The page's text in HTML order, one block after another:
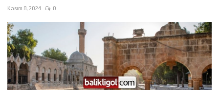
Kasım 8, 2024 0